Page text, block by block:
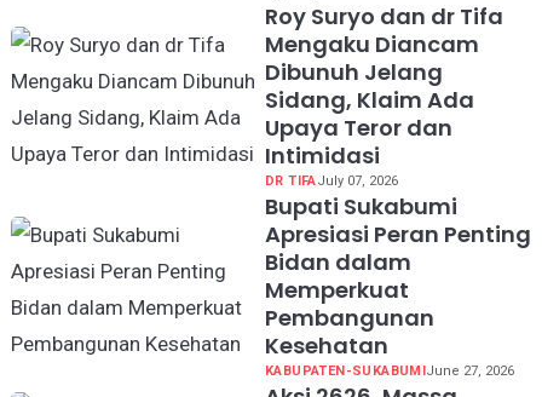
Roy Suryo dan dr Tifa
Mengaku Diancam
Dibunuh Jelang
Sidang, Klaim Ada
Upaya Teror dan
Intimidasi
DR TIFAJuly 07, 2026
Bupati Sukabumi
Apresiasi Peran Penting
Bidan dalam
Memperkuat
Pembangunan
Kesehatan
KABUPATEN-SUKABUMI June 27, 2026